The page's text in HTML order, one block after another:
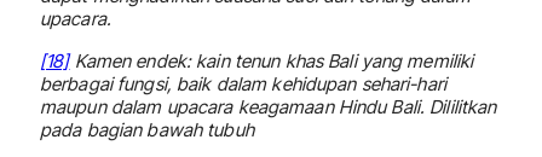
upacara.
[18]Kamen endek: kain tenun khas Bali yang memiliki
berbagai fungsi, baik dalam kehidupan sehari-hari
maupun dalam upacara keagamaan Hindu Bali. Dililitkan
pada bagian bawah tubuh